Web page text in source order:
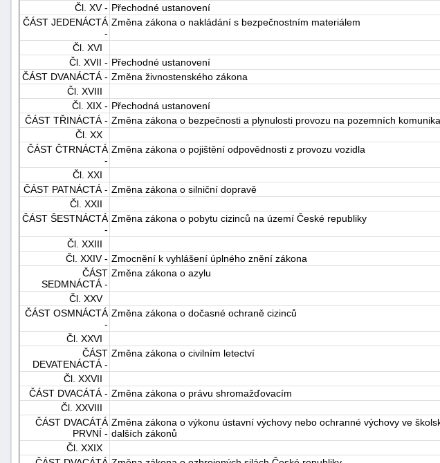
Čl. XV - Přechodné ustanovení
ČÁST JEDENÁCTÁ
-
Změna zákona o nakládání s bezpečnostním materiálem
Čl. XVI
Čl. XVII - Přechodné ustanovení
ČÁST DVANÁCTÁ - Změna živnostenského zákona
Čl. XVIII
Čl. XIX - Přechodná ustanovení
ČÁST TŘINÁCTÁ - Změna zákona o bezpečnosti a plynulosti provozu na pozemních
Čl. XX
ČÁST ČTRNÁCTÁ
-
Změna zákona o pojištění odpovědnosti z provozu vozidla
Čl. XXI
ČÁST PATNÁCTÁ - Změna zákona o silniční dopravě
Čl. XXII
ČÁST ŠESTNÁCTÁ
-
Změna zákona o pobytu cizinců na území České republiky
Čl. XXIII
Čl. XXIV - Zmocnění k vyhlášení úplného znění zákona
ČÁST
SEDMNÁCTÁ -
Změna zákona o azylu
Čl. XXV
ČÁST OSMNÁCTÁ
-
Změna zákona o dočasné ochraně cizinců
Čl. XXVI
ČÁST
DEVATENÁCTÁ -
Změna zákona o civilním letectví
Čl. XXVII
ČÁST DVACÁTÁ - Změna zákona o právu shromažďovacím
Čl. XXVIII
ČÁST DVACÁTÁ
PRVNÍ -
Změna zákona o výkonu ústavní výchovy nebo ochranné výchovy ve
dalších zákonů
Čl. XXIX